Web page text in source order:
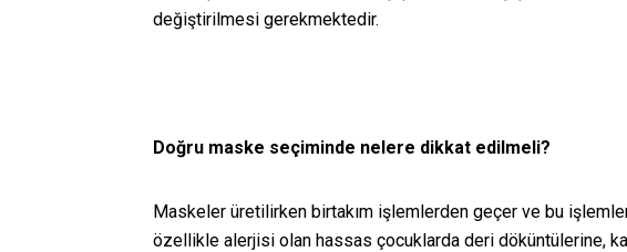
değiştirilmesi gerekmektedir.
Doğru maske seçiminde nelere dikkat edilmeli?
Maskeler üretilirken birtakım işlemlerden geçer ve bu işlemler
özellikle alerjisi olan hassas çocuklarda deri döküntülerine,